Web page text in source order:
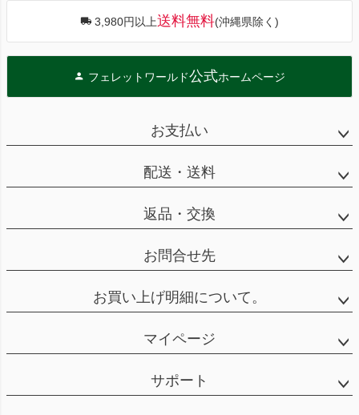
3,980円以上送料無料(沖縄県除く)
フェレットワールド公式ホームページ
お支払い
配送・送料
返品・交換
お問合せ先
お買い上げ明細について。
マイページ
サポート